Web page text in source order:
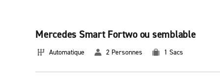
Mercedes Smart Fortwo ou semblable
Automatique 2 Personnes 1 Sacs